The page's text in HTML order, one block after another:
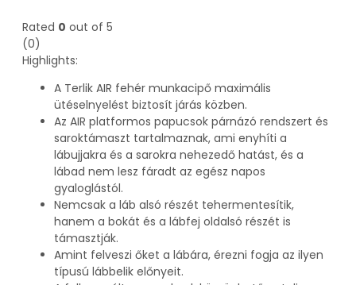
Rated 0 out of 5
(0)
Highlights:
A Terlik AIR fehér munkacipő maximális
ütéselnyelést biztosít járás közben.
Az AIR platformos papucsok párnázó rendszert és
saroktámaszt tartalmaznak, ami enyhíti a
lábujjakra és a sarokra nehezedő hatást, és a
lábad nem lesz fáradt az egész napos
gyaloglástól.
Nemcsak a láb alsó részét tehermentesítik,
hanem a bokát és a lábfej oldalsó részét is
támasztják.
Amint felveszi őket a lábára, érezni fogja az ilyen
típusú lábbelik előnyeit.